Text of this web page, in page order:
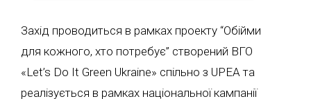
Захід проводиться в рамках проекту “Обійми
для кожного, хто потребує” створений ВГО
«Let’s Do It Green Ukraine» спільно з UPEA та
реалізується в рамках національної кампанії